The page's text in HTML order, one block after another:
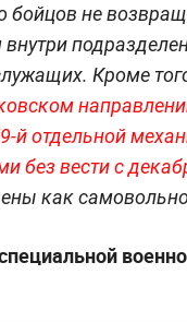
бойцов не
Кроме
й отдельной
без вести с
как